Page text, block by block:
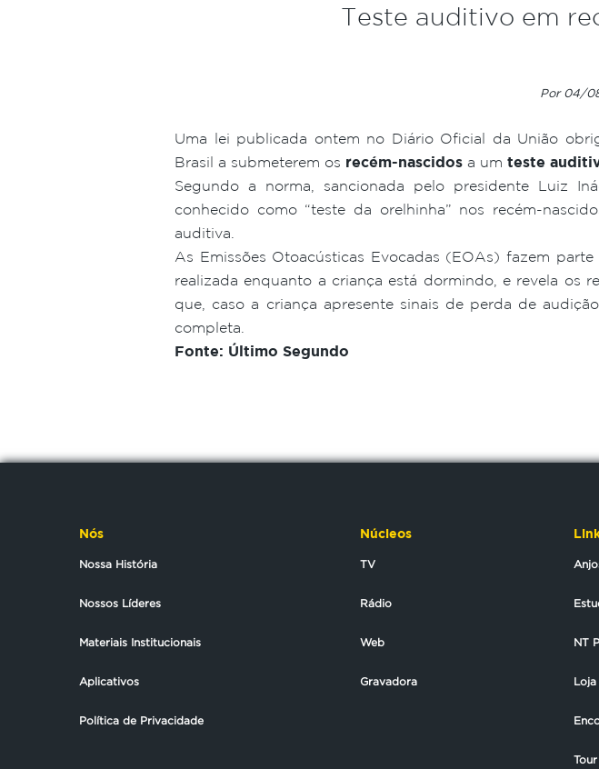
Teste auditivo em
Por 04/
Uma lei publicada ontem no Diário Oficial da União
Brasil a submeterem os recém-nascidos a um teste
Segundo a norma, sancionada pelo presidente Luiz
conhecido como “teste da orelhinha” nos recém-
auditiva.
As Emissões Otoacústicas Evocadas (EOAs) fazem
realizada enquanto a criança está dormindo, e revela os
que, caso a criança apresente sinais de perda de
completa.
Fonte: Último Segundo
Nós
Nossa História
Nossos Líderes
Materiais Institucionais
Aplicativos
Política de Privacidade
Núcleos
TV
Rádio
Web
Gravadora
NT